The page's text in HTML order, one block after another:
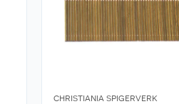
CHRISTIANIA SPIGERVERK